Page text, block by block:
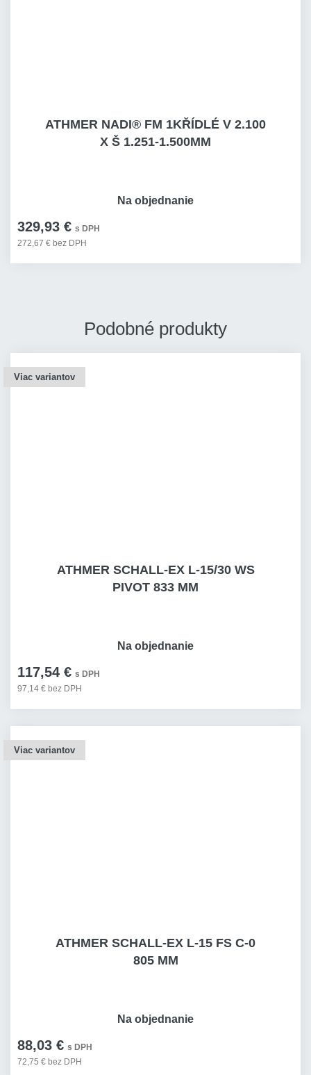
ATHMER NADI® FM 1KŘÍDLÉ V 2.100
X Š 1.251-1.500MM
329,93 € s DPH
272,67 € bez DPH
Na objednanie
Podobné produkty
Viac variantov
ATHMER SCHALL-EX L-15/30 WS
PIVOT 833 MM
117,54 € s DPH
97,14 € bez DPH
Na objednanie
Viac variantov
ATHMER SCHALL-EX L-15 FS C-0
805 MM
88,03 € s DPH
72,75 € bez DPH
Na objednanie